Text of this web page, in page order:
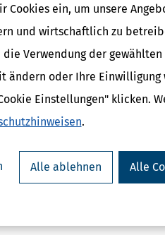
Cookies ein, um unsere
und wirtschaftlich zu
Verwendung der gewählten
ändern oder Ihre
Einstellungen" klicken.
.
Alle ablehnen Alle